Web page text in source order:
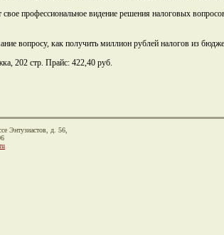
свое профессиональное видение решения налоговых
вопросу, как получить миллион рублей налогов из
202 стр. Прайс: 422,40 руб.
Энтузиастов, д. 56,